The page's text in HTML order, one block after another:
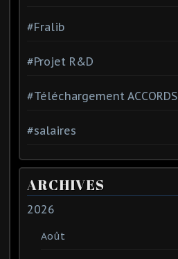
#Fralib
#Projet R&D
#Téléchargement ACCORDS
#salaires
ARCHIVES
2026
Août